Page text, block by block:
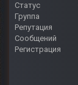
Статус
Группа
Репутация
Сообщений
Регистрация